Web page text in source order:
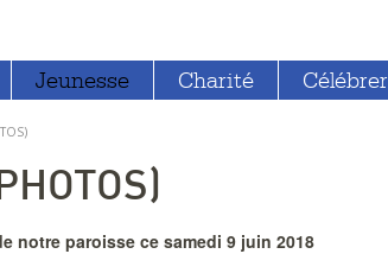
Jeunesse Charité Célébrer
notre paroisse ce samedi 9 juin 2018